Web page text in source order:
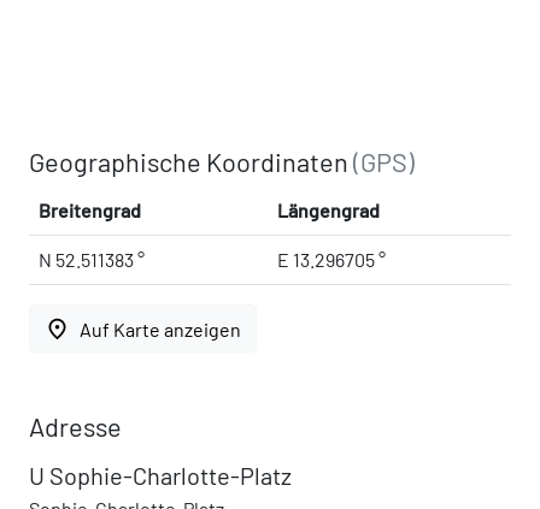
Geographische Koordinaten(GPS)
Breitengrad Längengrad
N 52.511383 ° E 13.296705 °
place Auf Karte anzeigen
Adresse
U Sophie-Charlotte-Platz